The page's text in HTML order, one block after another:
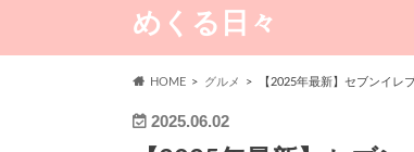
めくる日々
HOME グルメ 【2025年最新】セブンイレ
2025.06.02